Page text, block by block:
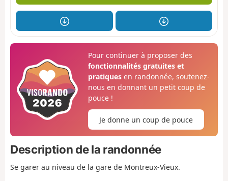
Pour continuer à proposer des
fonctionnalités gratuites et
pratiquesen randonnée, soutenez-
nous en donnant un petit coup de
pouce !
Je donne un coup de pouce
Description de la randonnée
Se garer au niveau de la gare de Montreux-Vieux.